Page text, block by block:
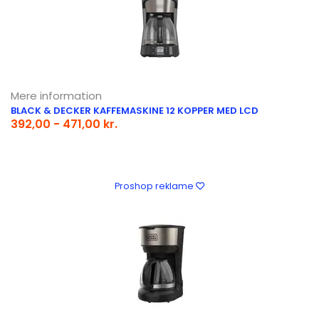
Mere information
BLACK & DECKER KAFFEMASKINE 12 KOPPER MED LCD
392,00 - 471,00 kr.
Proshop reklame